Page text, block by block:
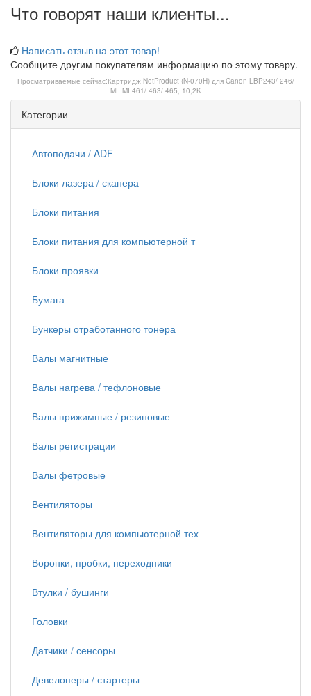
Что говорят наши клиенты...
Написать отзыв на этот товар!
Сообщите другим покупателям информацию по этому товару.
Просматриваемые сейчас:Картридж NetProduct (N-070H) для Canon LBP243/ 246/
MF MF461/ 463/ 465, 10,2K
Категории
Автоподачи / ADF
Блоки лазера / сканера
Блоки питания
Блоки питания для компьютерной т
Блоки проявки
Бумага
Бункеры отработанного тонера
Валы магнитные
Валы нагрева / тефлоновые
Валы прижимные / резиновые
Валы регистрации
Валы фетровые
Вентиляторы
Вентиляторы для компьютерной тех
Воронки, пробки, переходники
Втулки / бушинги
Головки
Датчики / сенсоры
Девелоперы / стартеры